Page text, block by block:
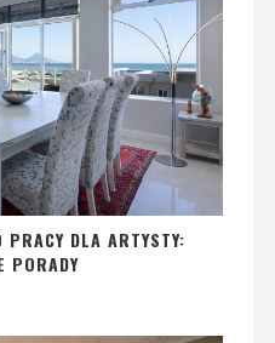
PRACY DLA ARTYSTY:
PORADY